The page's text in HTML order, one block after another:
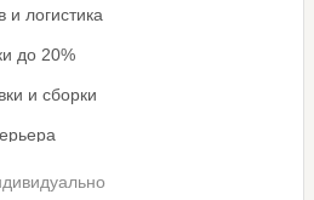
и логистика
до 20%
и сборки